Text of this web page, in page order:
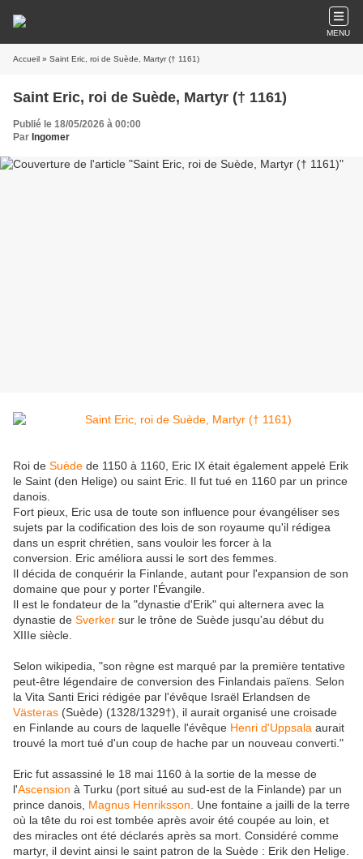
MENU
Accueil » Saint Eric, roi de Suède, Martyr († 1161)
Saint Eric, roi de Suède, Martyr († 1161)
Publié le 18/05/2026 à 00:00
Par Ingomer
Roi de Suède de 1150 à 1160, Eric IX était également appelé Erik
le Saint (den Helige) ou saint Eric. Il fut tué en 1160 par un prince
danois.
Fort pieux, Eric usa de toute son influence pour évangéliser ses
sujets par la codification des lois de son royaume qu'il rédigea
dans un esprit chrétien, sans vouloir les forcer à la
conversion. Eric améliora aussi le sort des femmes.
Il décida de conquérir la Finlande, autant pour l'expansion de son
domaine que pour y porter l'Évangile.
Il est le fondateur de la "dynastie d'Erik" qui alternera avec la
dynastie de Sverker sur le trône de Suède jusqu'au début du
XIIIe siècle.
Selon wikipedia, "son règne est marqué par la première tentative
peut-être légendaire de conversion des Finlandais païens. Selon
la Vita Santi Erici rédigée par l'évêque Israël Erlandsen de
Västeras (Suède) (1328/1329†), il aurait organisé une croisade
en Finlande au cours de laquelle l'évêque Henri d'Uppsala aurait
trouvé la mort tué d'un coup de hache par un nouveau converti."
Eric fut assassiné le 18 mai 1160 à la sortie de la messe de
l'Ascension à Turku (port situé au sud-est de la Finlande) par un
prince danois, Magnus Henriksson . Une fontaine a jailli de la terre
où la tête du roi est tombée après avoir été coupée au loin, et
des miracles ont été déclarés après sa mort. Considéré comme
martyr, il devint ainsi le saint patron de la Suède : Erik den Helige.